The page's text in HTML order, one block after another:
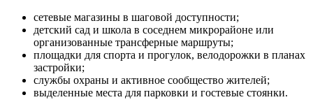
сетевые магазины в шаговой доступности;
детский сад и школа в соседнем микрорайоне или
организованные трансферные маршруты;
площадки для спорта и прогулок, велодорожки в планах
застройки;
службы охраны и активное сообщество жителей;
выделенные места для парковки и гостевые стоянки.